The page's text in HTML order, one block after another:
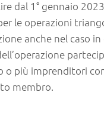
dal 1° gennaio
le operazioni
anche nel caso in
o più imprenditori
membro.